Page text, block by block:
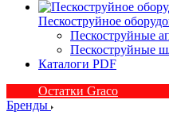
Пескоструйное
Пескоструйные
Пескоструйные
Каталоги PDF
Остатки Graco
Бренды